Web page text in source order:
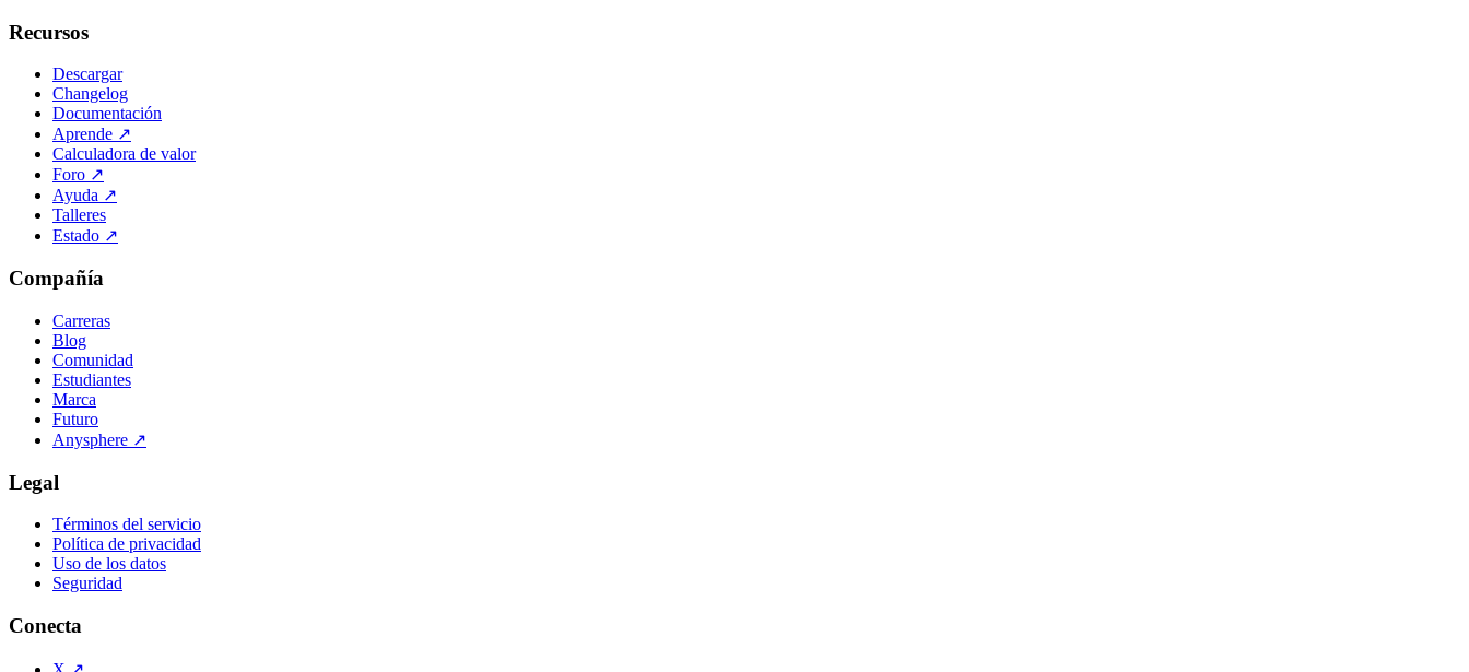
Recursos
Descargar
Changelog
Documentación
Aprende ↗
Calculadora de valor
Foro ↗
Ayuda ↗
Talleres
Estado ↗
Compañía
Carreras
Blog
Comunidad
Estudiantes
Marca
Futuro
Anysphere ↗
Legal
Términos del servicio
Política de privacidad
Uso de los datos
Seguridad
Conecta